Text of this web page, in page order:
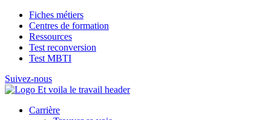
Fiches métiers
Centres de formation
Ressources
Test reconversion
Test MBTI
Suivez-nous
Carrière